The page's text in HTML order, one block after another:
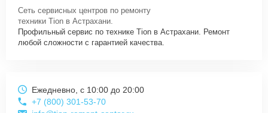
Сеть сервисных центров по ремонту
техники Tion в Астрахани.
Профильный сервис по технике Tion в Астрахани. Ремонт
любой сложности с гарантией качества.
Ежедневно, с 10:00 до 20:00
+7 (800) 301-53-70